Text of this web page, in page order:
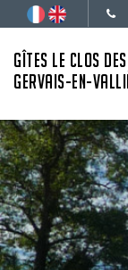
GÎTES LE CLOS
GERVAIS-EN-